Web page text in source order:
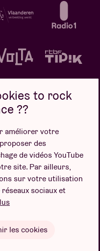
Politique de cookies
vente
to rock
??
améliorer votre
des
de vidéos YouTube
site. Par ailleurs,
sur votre utilisation
sociaux et
les cookies